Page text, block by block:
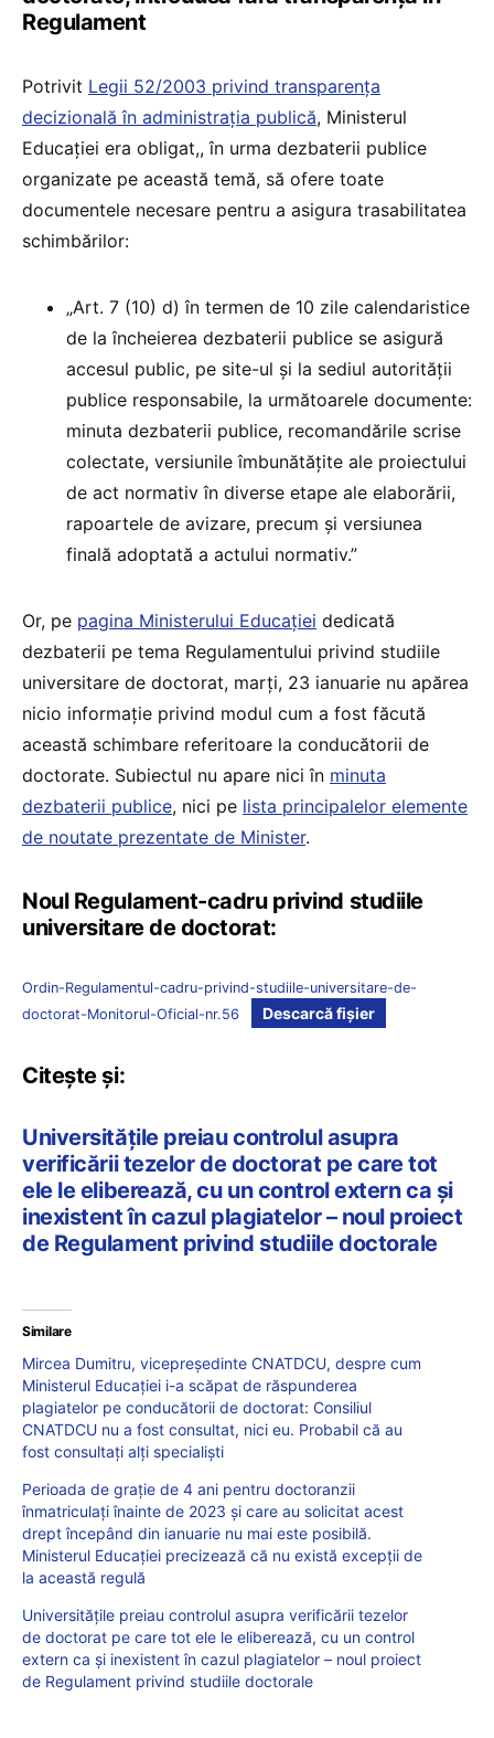
Regulament
Potrivit Legii 52/2003 privind transparența
decizională în administrația publică, Ministerul
Educației era obligat,, în urma dezbaterii publice
organizate pe această temă, să ofere toate
documentele necesare pentru a asigura trasabilitatea
schimbărilor:
„Art. 7 (10) d) în termen de 10 zile calendaristice
de la încheierea dezbaterii publice se asigură
accesul public, pe site-ul și la sediul autorității
publice responsabile, la următoarele documente:
minuta dezbaterii publice, recomandările scrise
colectate, versiunile îmbunătățite ale proiectului
de act normativ în diverse etape ale elaborării,
rapoartele de avizare, precum și versiunea
finală adoptată a actului normativ.”
Or, pe pagina Ministerului Educației dedicată
dezbaterii pe tema Regulamentului privind studiile
universitare de doctorat, marți, 23 ianuarie nu apărea
nicio informație privind modul cum a fost făcută
această schimbare referitoare la conducătorii de
doctorate. Subiectul nu apare nici în minuta
dezbaterii publice, nici pe lista principalelor elemente
de noutate prezentate de Minister.
Noul Regulament-cadru privind studiile
universitare de doctorat:
Ordin-Regulamentul-cadru-privind-studiile-universitare-de-
doctorat-Monitorul-Oficial-nr.56
Descarcă fișier
Citește și:
Universitățile preiau controlul asupra
verificării tezelor de doctorat pe care tot
ele le eliberează, cu un control extern ca și
inexistent în cazul plagiatelor – noul proiect
de Regulament privind studiile doctorale
Similare
Mircea Dumitru, vicepreședinte CNATDCU, despre cum
Ministerul Educației i-a scăpat de răspunderea
plagiatelor pe conducătorii de doctorat: Consiliul
CNATDCU nu a fost consultat, nici eu. Probabil că au
fost consultați alți specialiști
Perioada de grație de 4 ani pentru doctoranzii
înmatriculați înainte de 2023 și care au solicitat acest
drept începând din ianuarie nu mai este posibilă.
Ministerul Educației precizează că nu există excepții de
la această regulă
Universitățile preiau controlul asupra verificării tezelor
de doctorat pe care tot ele le eliberează, cu un control
extern ca și inexistent în cazul plagiatelor – noul proiect
de Regulament privind studiile doctorale